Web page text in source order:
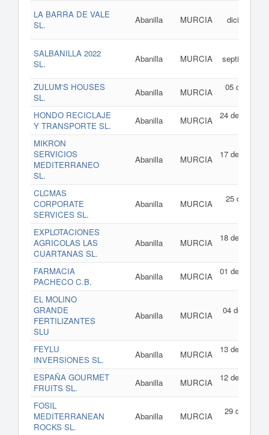
LA BARRA DE VALE
SL.
Abanilla MURCIA
diciembre
SALBANILLA 2022
SL.
Abanilla MURCIA
septiembre
ZULUM'S HOUSES
SL.
Abanilla MURCIA
05 de julio
HONDO RECICLAJE
Y TRANSPORTE SL.
Abanilla MURCIA
24 de mayo
MIKRON
SERVICIOS
MEDITERRANEO
SL.
Abanilla MURCIA
17 de mayo
CLCMAS
CORPORATE
SERVICES SL.
Abanilla MURCIA
25 de
EXPLOTACIONES
AGRICOLAS LAS
CUARTANAS SL.
Abanilla MURCIA
18 de enero
FARMACIA
PACHECO C.B.
Abanilla MURCIA
01 de enero
EL MOLINO
GRANDE
FERTILIZANTES
SLU
Abanilla MURCIA
04 de junio
FEYLU
INVERSIONES SL.
Abanilla MURCIA
13 de mayo
ESPAÑA GOURMET
FRUITS SL.
Abanilla MURCIA
12 de mayo
FOSIL
MEDITERRANEAN
ROCKS SL.
Abanilla MURCIA
29 de abril